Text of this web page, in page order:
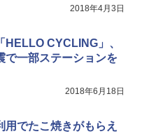
2018年4月3日
HELLO CYCLING」、
で一部ステーションを
2018年6月18日
用でたこ焼きがもらえ